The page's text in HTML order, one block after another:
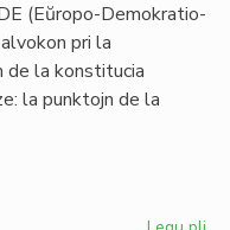
(Eŭropo-Demokratio-
pri la
de la konstitucia
la punktojn de la